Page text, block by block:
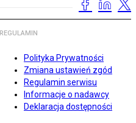
REGULAMIN
Polityka Prywatności
Zmiana ustawień zgód
Regulamin serwisu
Informacje o nadawcy
Deklaracja dostępności